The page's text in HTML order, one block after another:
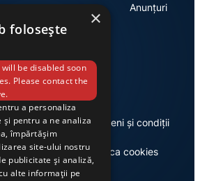
Anunțuri
Termeni și condiții
Politica cookies
×
folosește
be disabled soon
Please contact the
a personaliza
pentru a ne analiza
împărtășim
site-ului nostru
publicitate și analiză,
alte informații pe